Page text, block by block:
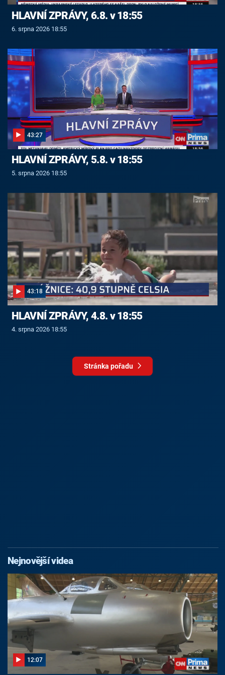
HLAVNÍ ZPRÁVY, 6.8. v 18:55
6. srpna 2026 18:55
43:27
HLAVNÍ ZPRÁVY, 5.8. v 18:55
5. srpna 2026 18:55
43:18
HLAVNÍ ZPRÁVY, 4.8. v 18:55
4. srpna 2026 18:55
Stránka pořadu
Nejnovější videa
12:07